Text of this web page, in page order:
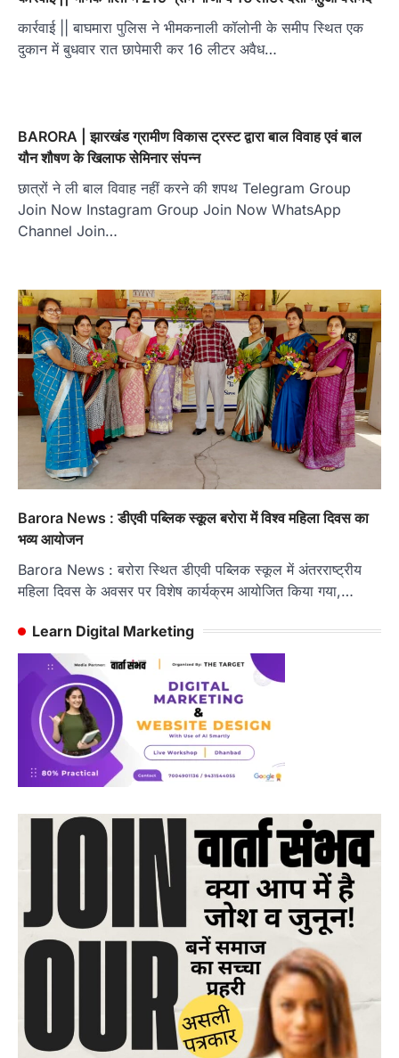
कार्रवाई || बाघमारा पुलिस ने भीमकनाली कॉलोनी के समीप स्थित एक
दुकान में बुधवार रात छापेमारी कर 16 लीटर अवैध…
BARORA | झारखंड ग्रामीण विकास ट्रस्ट द्वारा बाल विवाह एवं बाल
यौन शौषण के खिलाफ सेमिनार संपन्न
छात्रों ने ली बाल विवाह नहीं करने की शपथ Telegram Group
Join Now Instagram Group Join Now WhatsApp
Channel Join…
Barora News : डीएवी पब्लिक स्कूल बरोरा में विश्व महिला दिवस का
भव्य आयोजन
Barora News : बरोरा स्थित डीएवी पब्लिक स्कूल में अंतरराष्ट्रीय
महिला दिवस के अवसर पर विशेष कार्यक्रम आयोजित किया गया,…
Learn Digital Marketing